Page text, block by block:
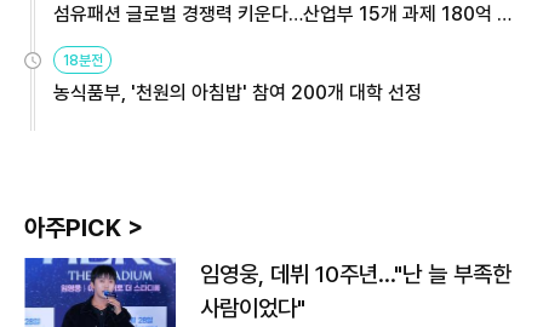
섬유패션 글로벌 경쟁력 키운다…산업부 15개 과제 180억 지
18분전
농식품부, '천원의 아침밥' 참여 200개 대학 선정
아주PICK >
임영웅, 데뷔 10주년…"난 늘 부족한
사람이었다"